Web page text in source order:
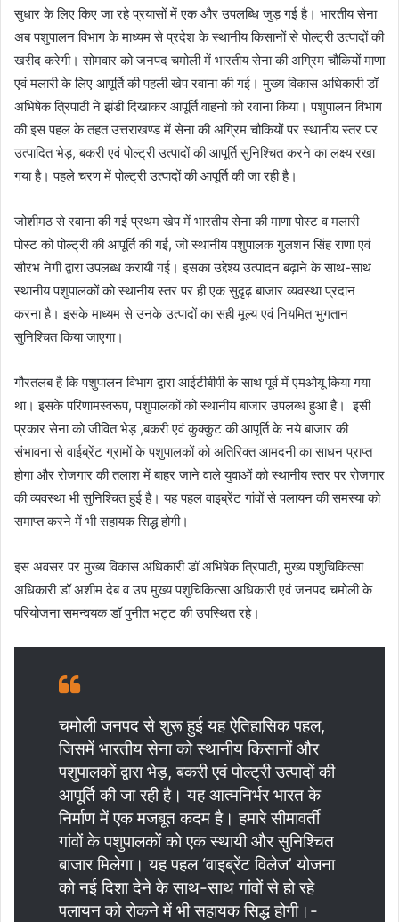
सुधार के लिए किए जा रहे प्रयासों में एक और उपलब्धि जुड़ गई है। भारतीय सेना
अब पशुपालन विभाग के माध्यम से प्रदेश के स्थानीय किसानों से पोल्ट्री उत्पादों की
खरीद करेगी। सोमवार को जनपद चमोली में भारतीय सेना की अग्रिम चौकियों माणा
एवं मलारी के लिए आपूर्ति की पहली खेप रवाना की गई। मुख्य विकास अधिकारी डॉ
अभिषेक त्रिपाठी ने झंडी दिखाकर आपूर्ति वाहनो को रवाना किया। पशुपालन विभाग
की इस पहल के तहत उत्तराखण्ड में सेना की अग्रिम चौकियों पर स्थानीय स्तर पर
उत्पादित भेड़, बकरी एवं पोल्ट्री उत्पादों की आपूर्ति सुनिश्चित करने का लक्ष्य रखा
गया है। पहले चरण में पोल्ट्री उत्पादों की आपूर्ति की जा रही है।
जोशीमठ से रवाना की गई प्रथम खेप में भारतीय सेना की माणा पोस्ट व मलारी
पोस्ट को पोल्ट्री की आपूर्ति की गई, जो स्थानीय पशुपालक गुलशन सिंह राणा एवं
सौरभ नेगी द्वारा उपलब्ध करायी गई। इसका उद्देश्य उत्पादन बढ़ाने के साथ-साथ
स्थानीय पशुपालकों को स्थानीय स्तर पर ही एक सुदृढ़ बाजार व्यवस्था प्रदान
करना है। इसके माध्यम से उनके उत्पादों का सही मूल्य एवं नियमित भुगतान
सुनिश्चित किया जाएगा।
गौरतलब है कि पशुपालन विभाग द्वारा आईटीबीपी के साथ पूर्व में एमओयू किया गया
था। इसके परिणामस्वरूप, पशुपालकों को स्थानीय बाजार उपलब्ध हुआ है। इसी
प्रकार सेना को जीवित भेड़ ,बकरी एवं कुक्कुट की आपूर्ति के नये बाजार की
संभावना से वाईब्रेंट ग्रामों के पशुपालकों को अतिरिक्त आमदनी का साधन प्राप्त
होगा और रोजगार की तलाश में बाहर जाने वाले युवाओं को स्थानीय स्तर पर रोजगार
की व्यवस्था भी सुनिश्चित हुई है। यह पहल वाइब्रेंट गांवों से पलायन की समस्या को
समाप्त करने में भी सहायक सिद्ध होगी।
इस अवसर पर मुख्य विकास अधिकारी डॉ अभिषेक त्रिपाठी, मुख्य पशुचिकित्सा
अधिकारी डॉ अशीम देब व उप मुख्य पशुचिकित्सा अधिकारी एवं जनपद चमोली के
परियोजना समन्वयक डॉ पुनीत भट्ट की उपस्थित रहे।
चमोली जनपद से शुरू हुई यह ऐतिहासिक पहल,
जिसमें भारतीय सेना को स्थानीय किसानों और
पशुपालकों द्वारा भेड़, बकरी एवं पोल्ट्री उत्पादों की
आपूर्ति की जा रही है। यह आत्मनिर्भर भारत के
निर्माण में एक मजबूत कदम है। हमारे सीमावर्ती
गांवों के पशुपालकों को एक स्थायी और सुनिश्चित
बाजार मिलेगा। यह पहल ‘वाइब्रेंट विलेज’ योजना
को नई दिशा देने के साथ-साथ गांवों से हो रहे
पलायन को रोकने में भी सहायक सिद्ध होगी।-